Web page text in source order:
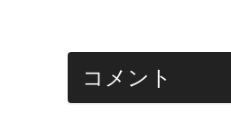
コメント